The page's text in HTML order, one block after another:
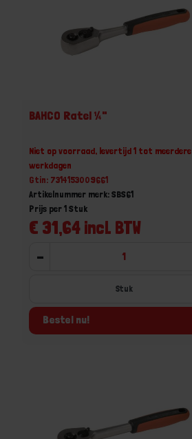
BAHCO Ratel ¼"
Niet op voorraad, levertijd 1 tot meerdere
werkdagen
Gtin: 7314153009661
Artikelnummer merk: SBS61
€ 31,64 incl. BTW
Prijs per 1 Stuk
-
Stuk
Bestel nu!